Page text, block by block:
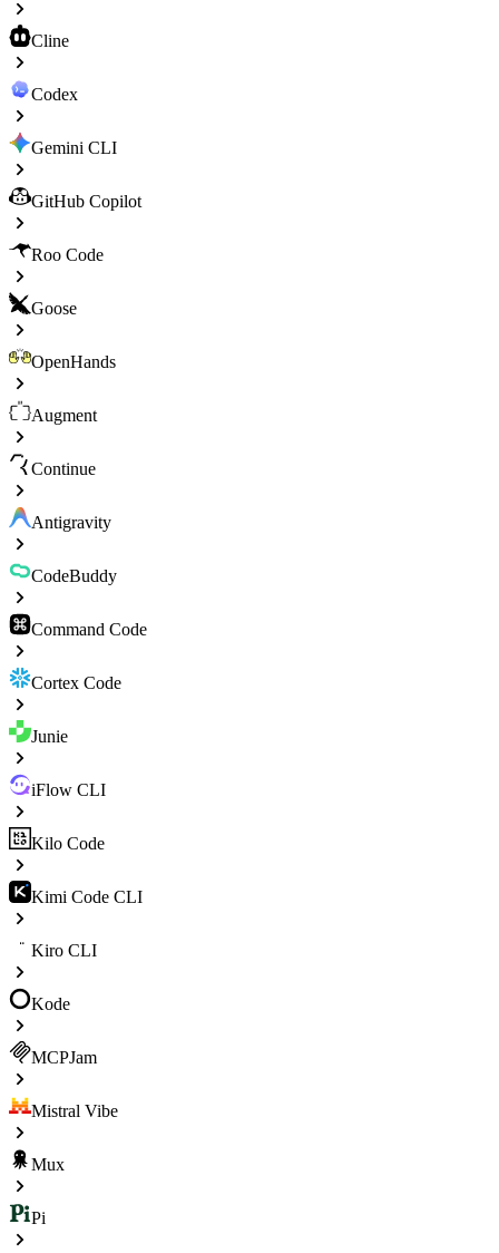
Cline
Codex
Gemini CLI
GitHub Copilot
Roo Code
Goose
OpenHands
Augment
Continue
Antigravity
CodeBuddy
Command Code
Cortex Code
Junie
iFlow CLI
Kilo Code
Kimi Code CLI
Kiro CLI
Kode
MCPJam
Mistral Vibe
Mux
Pi